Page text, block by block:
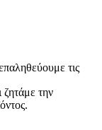
τις
την